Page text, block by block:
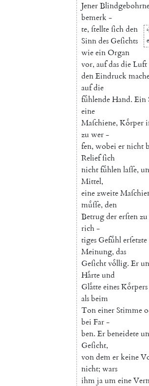
Jener
bemerk-
te, ſtellteſichden
Sinndes Geſichts
wieeinOrgan
vor, aufdasdieLuft
denEindruck
aufdie
fuͤhlendeHand. Ein
eine
Maſchiene, Koͤrper
zu wer-
fen, wobei ernicht
Reliefſich
nichtfuͤhlenlaſſe,
Mittel,
einezweite
muͤſſe, den
Betrugdererſtenzu
rich-
tiges Gefuͤhlerſetzte
Meinung, das
Geſichtvoͤllig. Er
Haͤrteund
GlaͤtteeinesKoͤrpers
alsbeim
ToneinerStimme
bei Far-
ben. Erbeneidete
Geſicht,
vondemerkeine
nicht; wars
ihmjaumeine